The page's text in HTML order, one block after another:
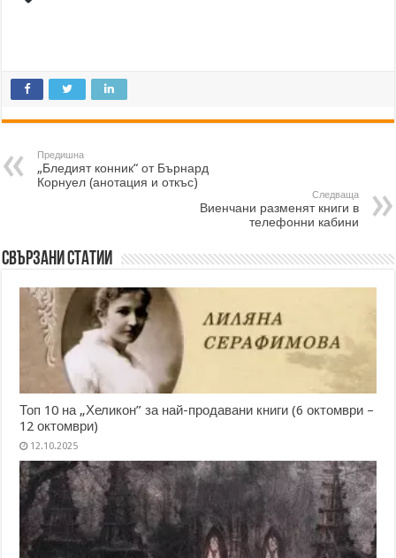
Предишна
„Бледият конник“ от Бърнард
Корнуел (анотация и откъс)
Следваща
Виенчани разменят книги в
телефонни кабини
Свързани статии
Топ 10 на „Хеликон” за най-продавани книги (6 октомври –
12 октомври)
12.10.2025